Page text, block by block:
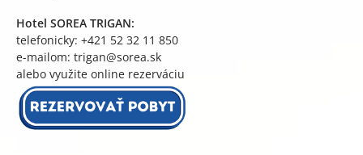
Hotel SOREA TRIGAN:
telefonicky: +421 52 32 11 850
e-mailom: trigan@sorea.sk
alebo využite online rezerváciu